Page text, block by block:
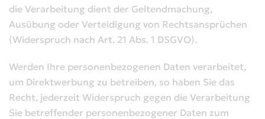
die Verarbeitung dient der Geltendmachung,
Ausübung oder Verteidigung von Rechtsansprüchen
(Widerspruch nach Art. 21 Abs. 1 DSGVO).
Werden Ihre personenbezogenen Daten verarbeitet,
um Direktwerbung zu betreiben, so haben Sie das
Recht, jederzeit Widerspruch gegen die Verarbeitung
Sie betreffender personenbezogener Daten zum